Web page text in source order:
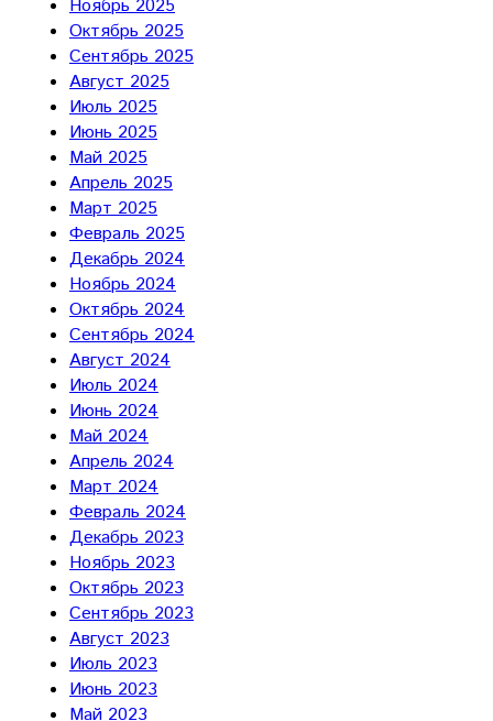
Ноябрь 2025
Октябрь 2025
Сентябрь 2025
Август 2025
Июль 2025
Июнь 2025
Май 2025
Апрель 2025
Март 2025
Февраль 2025
Декабрь 2024
Ноябрь 2024
Октябрь 2024
Сентябрь 2024
Август 2024
Июль 2024
Июнь 2024
Май 2024
Апрель 2024
Март 2024
Февраль 2024
Декабрь 2023
Ноябрь 2023
Октябрь 2023
Сентябрь 2023
Август 2023
Июль 2023
Июнь 2023
Май 2023